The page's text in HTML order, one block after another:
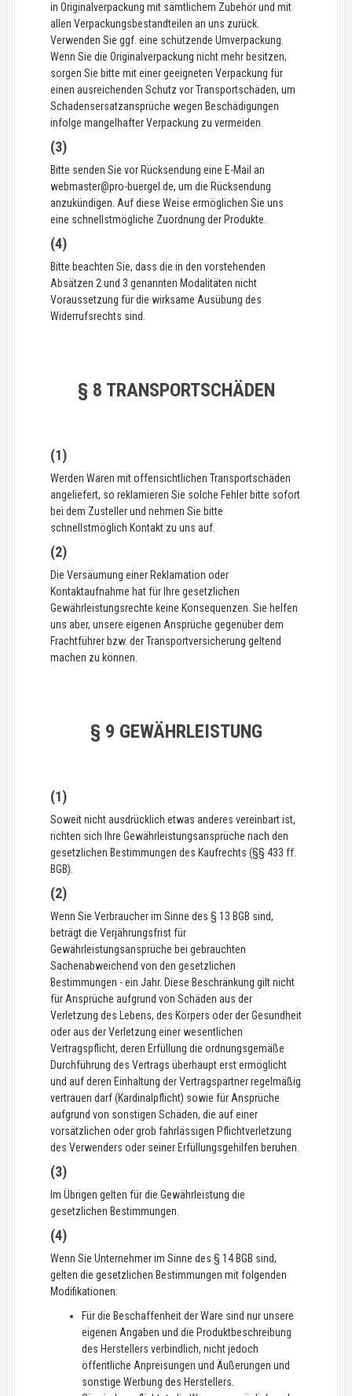
in Originalverpackung mit sämtlichem Zubehör und mit
allen Verpackungsbestandteilen an uns zurück.
Verwenden Sie ggf. eine schützende Umverpackung.
Wenn Sie die Originalverpackung nicht mehr besitzen,
sorgen Sie bitte mit einer geeigneten Verpackung für
einen ausreichenden Schutz vor Transportschäden, um
Schadensersatzansprüche wegen Beschädigungen
infolge mangelhafter Verpackung zu vermeiden.
(3)
Bitte senden Sie vor Rücksendung eine E-Mail an
webmaster@pro-buergel.de, um die Rücksendung
anzukündigen. Auf diese Weise ermöglichen Sie uns
eine schnellstmögliche Zuordnung der Produkte.
(4)
Bitte beachten Sie, dass die in den vorstehenden
Absätzen 2 und 3 genannten Modalitäten nicht
Voraussetzung für die wirksame Ausübung des
Widerrufsrechts sind.
§ 8 TRANSPORTSCHÄDEN
(1)
Werden Waren mit offensichtlichen Transportschäden
angeliefert, so reklamieren Sie solche Fehler bitte sofort
bei dem Zusteller und nehmen Sie bitte
schnellstmöglich Kontakt zu uns auf.
(2)
Die Versäumung einer Reklamation oder
Kontaktaufnahme hat für Ihre gesetzlichen
Gewährleistungsrechte keine Konsequenzen. Sie helfen
uns aber, unsere eigenen Ansprüche gegenüber dem
Frachtführer bzw. der Transportversicherung geltend
machen zu können.
§ 9 GEWÄHRLEISTUNG
(1)
Soweit nicht ausdrücklich etwas anderes vereinbart ist,
richten sich Ihre Gewährleistungsansprüche nach den
gesetzlichen Bestimmungen des Kaufrechts (§§ 433 ff.
BGB).
(2)
Wenn Sie Verbraucher im Sinne des § 13 BGB sind,
beträgt die Verjährungsfrist für
Gewährleistungsansprüche bei gebrauchten
Sachenabweichend von den gesetzlichen
Bestimmungen - ein Jahr. Diese Beschränkung gilt nicht
für Ansprüche aufgrund von Schäden aus der
Verletzung des Lebens, des Körpers oder der Gesundheit
oder aus der Verletzung einer wesentlichen
Vertragspflicht, deren Erfüllung die ordnungsgemäße
Durchführung des Vertrags überhaupt erst ermöglicht
und auf deren Einhaltung der Vertragspartner regelmäßig
vertrauen darf (Kardinalpflicht) sowie für Ansprüche
aufgrund von sonstigen Schäden, die auf einer
vorsätzlichen oder grob fahrlässigen Pflichtverletzung
des Verwenders oder seiner Erfüllungsgehilfen beruhen.
(3)
Im Übrigen gelten für die Gewährleistung die
gesetzlichen Bestimmungen.
(4)
Wenn Sie Unternehmer im Sinne des § 14 BGB sind,
gelten die gesetzlichen Bestimmungen mit folgenden
Modifikationen:
Für die Beschaffenheit der Ware sind nur unsere
eigenen Angaben und die Produktbeschreibung
des Herstellers verbindlich, nicht jedoch
öffentliche Anpreisungen und Äußerungen und
sonstige Werbung des Herstellers.